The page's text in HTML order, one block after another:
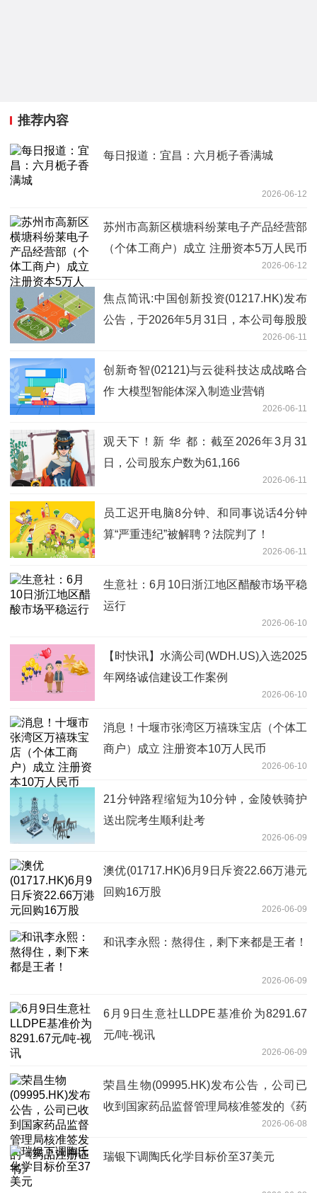
推荐内容
每日报道：宜昌：六月栀子香满城
2026-06-12
苏州市高新区横塘科纷莱电子产品经营部
（个体工商户）成立 注册资本5万人民币
2026-06-12
焦点简讯:中国创新投资(01217.HK)发布
公告，于2026年5月31日，本公司每股股
份的未经审核资产净值约为0.045港元
2026-06-11
创新奇智(02121)与云徙科技达成战略合
作 大模型智能体深入制造业营销
2026-06-11
观天下！新 华 都：截至2026年3月31
日，公司股东户数为61,166
2026-06-11
员工迟开电脑8分钟、和同事说话4分钟
算“严重违纪”被解聘？法院判了！
2026-06-11
生意社：6月10日浙江地区醋酸市场平稳
运行
2026-06-10
【时快讯】水滴公司(WDH.US)入选2025
年网络诚信建设工作案例
2026-06-10
消息！十堰市张湾区万禧珠宝店（个体工
商户）成立 注册资本10万人民币
2026-06-10
21分钟路程缩短为10分钟，金陵铁骑护
送出院考生顺利赴考
2026-06-09
澳优(01717.HK)6月9日斥资22.66万港元
回购16万股
2026-06-09
和讯李永熙：熬得住，剩下来都是王者！
2026-06-09
6月9日生意社LLDPE基准价为8291.67
元/吨-视讯
2026-06-09
荣昌生物(09995.HK)发布公告，公司已
收到国家药品监督管理局核准签发的《药
2026-06-08
瑞银下调陶氏化学目标价至37美元